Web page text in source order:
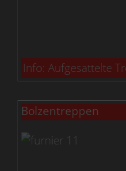
Info: Aufgesattelte
Bolzentreppen